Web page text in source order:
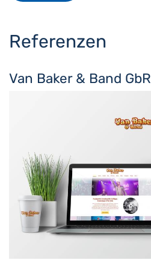
Referenzen
Van Baker & Band GbR